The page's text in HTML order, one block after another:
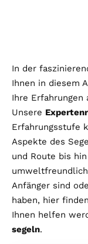
In der
Ihnen in diesem
Ihre Erfahrungen
Unsere
Erfahrungsstufe
Aspekte des
und Route bis
Anfänger sind
haben, hier
Ihnen helfen
segeln.